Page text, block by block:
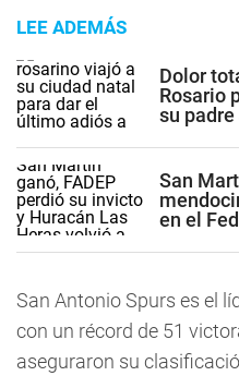
LEE ADEMÁS
Dolor
Rosario
su
San
en el
San Antonio Spurs es el
con un récord de 51
aseguraron su